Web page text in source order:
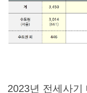
2023년 전세사기